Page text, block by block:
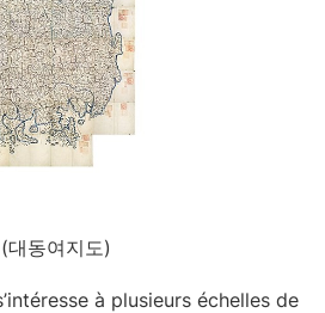
동여지도)
à plusieurs échelles de